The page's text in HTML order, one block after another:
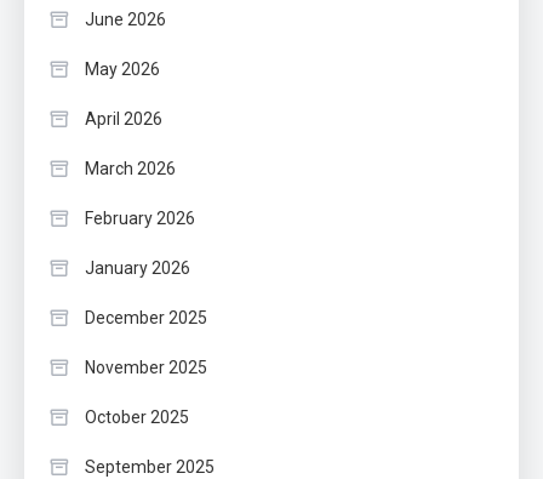
June 2026
May 2026
April 2026
March 2026
February 2026
January 2026
December 2025
November 2025
October 2025
September 2025